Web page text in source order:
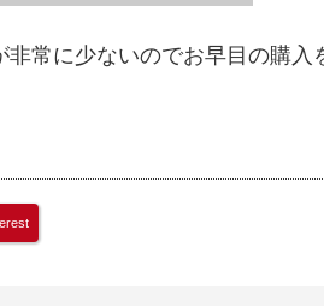
常に少ないのでお早目の購入